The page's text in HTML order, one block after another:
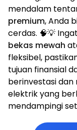
mendalam
premium, Anda
cerdas. 🧠💡
bekas mewah
fleksibel,
tujuan finansial
berinvestasi
elektrik yang
mendampingi